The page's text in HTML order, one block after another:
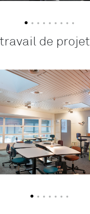
de projet